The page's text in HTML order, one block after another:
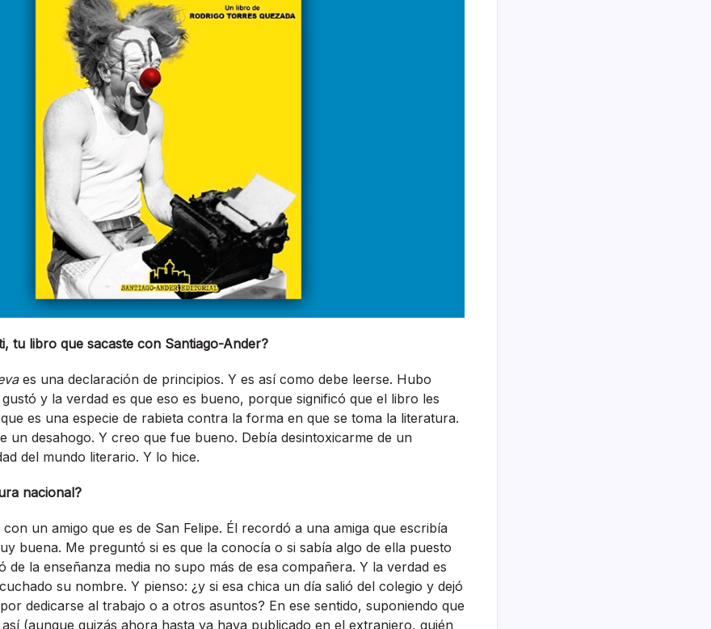
tu libro que sacaste con Santiago-Ander?
es una declaración de principios. Y es así como debe leerse. Hubo
y la verdad es que eso es bueno, porque significó que el libro les
es una especie de rabieta contra la forma en que se toma la literatura.
un desahogo. Y creo que fue bueno. Debía desintoxicarme de un
del mundo literario. Y lo hice.
nacional?
un amigo que es de San Felipe. Él recordó a una amiga que escribía
buena. Me preguntó si es que la conocía o si sabía algo de ella puesto
de la enseñanza media no supo más de esa compañera. Y la verdad es
su nombre. Y pienso: ¿y si esa chica un día salió del colegio y dejó
dedicarse al trabajo o a otros asuntos? En ese sentido, suponiendo que
(aunque quizás ahora hasta ya haya publicado en el extranjero, quién